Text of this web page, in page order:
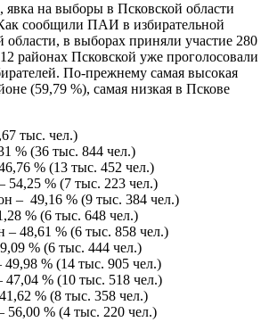
на выборы в Псковской области
сообщили ПАИ в избирательной
области, в выборах приняли участие 280
районах Псковской уже проголосовали
По-прежнему самая высокая
(59,79 %), самая низкая в Пскове
тыс. чел.)
% (36 тыс. 844 чел.)
% (13 тыс. 452 чел.)
% (7 тыс. 223 чел.)
– 49,16 % (9 тыс. 384 чел.)
% (6 тыс. 648 чел.)
– 48,61 % (6 тыс. 858 чел.)
% (6 тыс. 444 чел.)
% (14 тыс. 905 чел.)
% (10 тыс. 518 чел.)
% (8 тыс. 358 чел.)
% (4 тыс. 220 чел.)